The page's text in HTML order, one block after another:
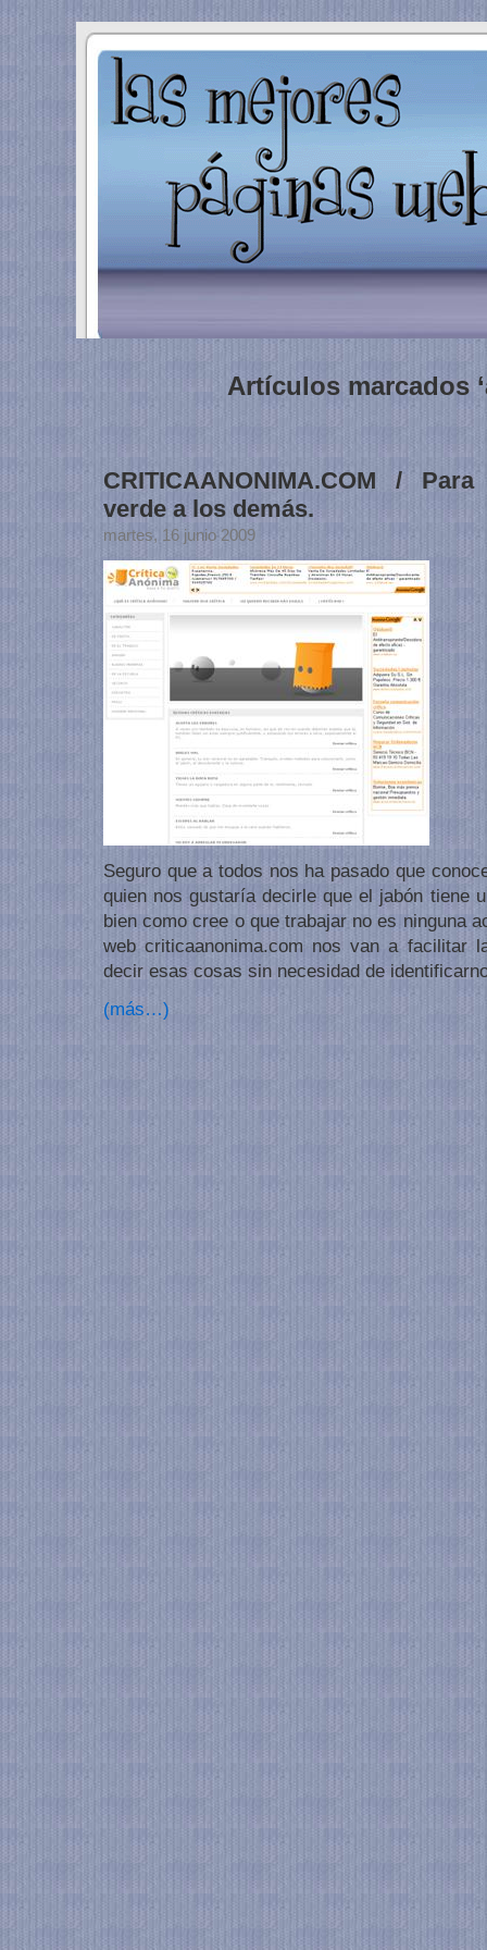
Artículos marcados
CRITICAANONIMA.COM /
verde a los demás.
martes, 16 junio 2009
Seguro que a todos nos ha pasado que
quien nos gustaría decirle que el jabón tiene
bien como cree o que trabajar no es ninguna
web criticaanonima.com nos van a facilitar
decir esas cosas sin necesidad de
(más…)